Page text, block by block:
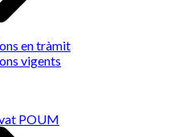
en tràmit
vigents
POUM